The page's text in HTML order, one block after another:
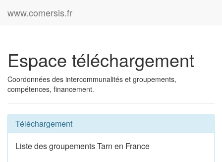
www.comersis.fr
Espace téléchargement
Coordonnées des intercommunalités et groupements,
compétences, financement.
Téléchargement
Liste des groupements Tarn en France